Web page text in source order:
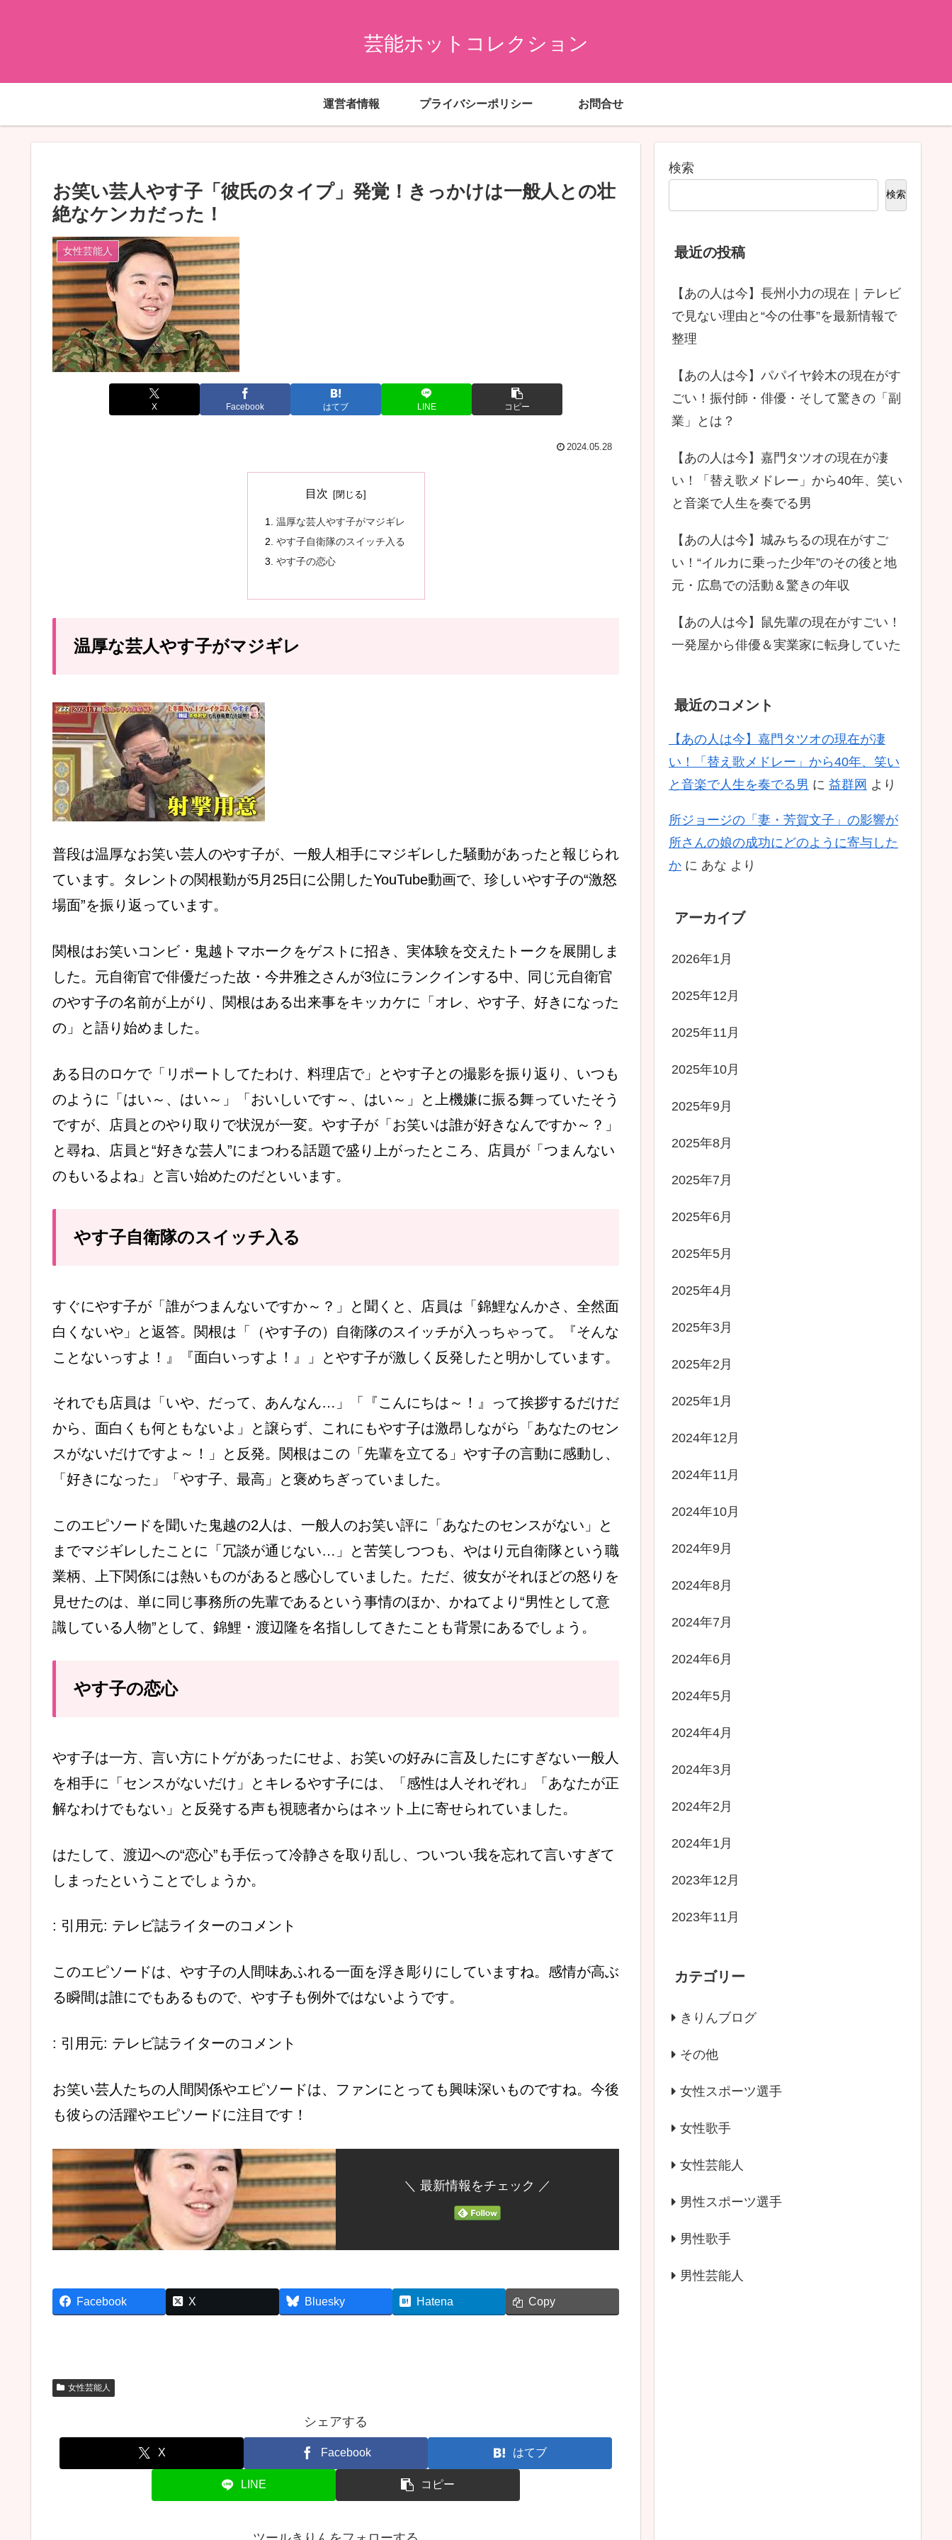
芸能ホットコレクション
運営者情報 プライバシーポリシー お問合せ
お笑い芸人やす子「彼氏のタイプ」発覚！きっかけは一般人との壮
絶なケンカだった！
女性芸能人
X Facebook はてブ LINE コピー
2024.05.28
目次
温厚な芸人やす子がマジギレ
やす子自衛隊のスイッチ入る
やす子の恋心
温厚な芸人やす子がマジギレ
普段は温厚なお笑い芸人のやす子が、一般人相手にマジギレした騒動があったと報じられ
ています。タレントの関根勤が5月25日に公開したYouTube動画で、珍しいやす子の“激怒
場面”を振り返っています。
関根はお笑いコンビ・鬼越トマホークをゲストに招き、実体験を交えたトークを展開しま
した。元自衛官で俳優だった故・今井雅之さんが3位にランクインする中、同じ元自衛官
のやす子の名前が上がり、関根はある出来事をキッカケに「オレ、やす子、好きになった
の」と語り始めました。
ある日のロケで「リポートしてたわけ、料理店で」とやす子との撮影を振り返り、いつも
のように「はい～、はい～」「おいしいです～、はい～」と上機嫌に振る舞っていたそう
ですが、店員とのやり取りで状況が一変。やす子が「お笑いは誰が好きなんですか～？」
と尋ね、店員と“好きな芸人”にまつわる話題で盛り上がったところ、店員が「つまんない
のもいるよね」と言い始めたのだといいます。
やす子自衛隊のスイッチ入る
すぐにやす子が「誰がつまんないですか～？」と聞くと、店員は「錦鯉なんかさ、全然面
白くないや」と返答。関根は「（やす子の）自衛隊のスイッチが入っちゃって。『そんな
ことないっすよ！』『面白いっすよ！』」とやす子が激しく反発したと明かしています。
それでも店員は「いや、だって、あんなん…」「『こんにちは～！』って挨拶するだけだ
から、面白くも何ともないよ」と譲らず、これにもやす子は激昂しながら「あなたのセン
スがないだけですよ～！」と反発。関根はこの「先輩を立てる」やす子の言動に感動し、
「好きになった」「やす子、最高」と褒めちぎっていました。
このエピソードを聞いた鬼越の2人は、一般人のお笑い評に「あなたのセンスがない」と
までマジギレしたことに「冗談が通じない…」と苦笑しつつも、やはり元自衛隊という職
業柄、上下関係には熱いものがあると感心していました。ただ、彼女がそれほどの怒りを
見せたのは、単に同じ事務所の先輩であるという事情のほか、かねてより“男性として意
識している人物”として、錦鯉・渡辺隆を名指ししてきたことも背景にあるでしょう。
やす子の恋心
やす子は一方、言い方にトゲがあったにせよ、お笑いの好みに言及したにすぎない一般人
を相手に「センスがないだけ」とキレるやす子には、「感性は人それぞれ」「あなたが正
解なわけでもない」と反発する声も視聴者からはネット上に寄せられていました。
はたして、渡辺への“恋心”も手伝って冷静さを取り乱し、ついつい我を忘れて言いすぎて
しまったということでしょうか。
: 引用元: テレビ誌ライターのコメント
このエピソードは、やす子の人間味あふれる一面を浮き彫りにしていますね。感情が高ぶ
る瞬間は誰にでもあるもので、やす子も例外ではないようです。
: 引用元: テレビ誌ライターのコメント
お笑い芸人たちの人間関係やエピソードは、ファンにとっても興味深いものですね。今後
も彼らの活躍やエピソードに注目です！
＼ 最新情報をチェック ／
Facebook X Bluesky Hatena Copy
女性芸能人
シェアする
X Facebook はてブ
LINE コピー
検索
検索
最近の投稿
【あの人は今】長州小力の現在｜テレビ
で見ない理由と“今の仕事”を最新情報で
整理
【あの人は今】パパイヤ鈴木の現在がす
ごい！振付師・俳優・そして驚きの「副
業」とは？
【あの人は今】嘉門タツオの現在が凄
い！「替え歌メドレー」から40年、笑い
と音楽で人生を奏でる男
【あの人は今】城みちるの現在がすご
い！“イルカに乗った少年”のその後と地
元・広島での活動＆驚きの年収
【あの人は今】鼠先輩の現在がすごい！
一発屋から俳優＆実業家に転身していた
最近のコメント
【あの人は今】嘉門タツオの現在が凄
い！「替え歌メドレー」から40年、笑い
と音楽で人生を奏でる男 に 益群网 より
所ジョージの「妻・芳賀文子」の影響が
所さんの娘の成功にどのように寄与した
か に あな より
アーカイブ
2026年1月
2025年12月
2025年11月
2025年10月
2025年9月
2025年8月
2025年7月
2025年6月
2025年5月
2025年4月
2025年3月
2025年2月
2025年1月
2024年12月
2024年11月
2024年10月
2024年9月
2024年8月
2024年7月
2024年6月
2024年5月
2024年4月
2024年3月
2024年2月
2024年1月
2023年12月
2023年11月
カテゴリー
きりんブログ
その他
女性スポーツ選手
女性歌手
女性芸能人
男性スポーツ選手
男性歌手
男性芸能人